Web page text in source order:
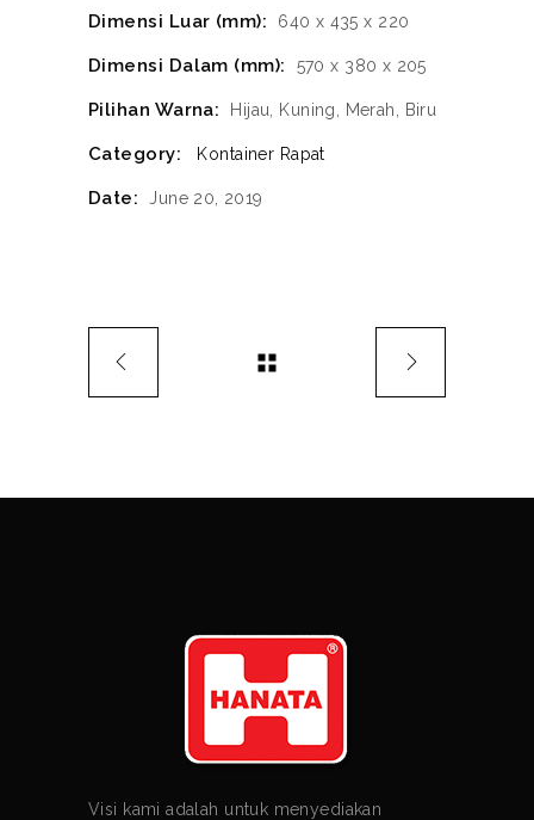
Dimensi Luar (mm): 640 x 435 x 220
Dimensi Dalam (mm): 570 x 380 x 205
Pilihan Warna: Hijau, Kuning, Merah, Biru
Category: Kontainer Rapat
Date: June 20, 2019
Visi kami adalah untuk menyediakan